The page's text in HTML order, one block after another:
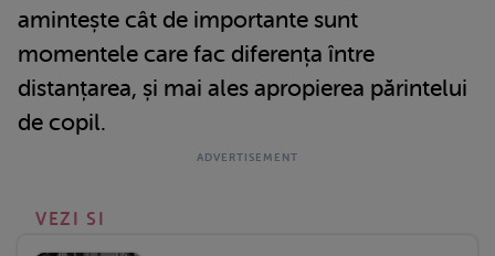
amintește cât de importante sunt
momentele care fac diferența între
distanțarea, și mai ales apropierea părintelui
de copil.
VEZI SI